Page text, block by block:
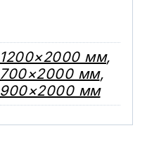
1200×2000 мм,
700×2000 мм,
900×2000 мм